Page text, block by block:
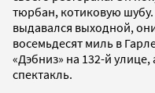
тюрбан, котиковую шубу.
выдавался выходной,
восемьдесят миль в
«Дэбниз» на 132-й
спектакль.